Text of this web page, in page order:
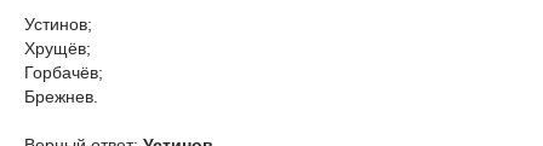
Устинов;
Хрущёв;
Горбачёв;
Брежнев.